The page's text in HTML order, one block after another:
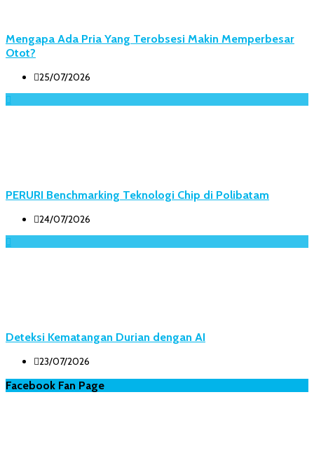
Mengapa Ada Pria Yang Terobsesi Makin Memperbesar
Otot?
25/07/2026
PERURI Benchmarking Teknologi Chip di Polibatam
24/07/2026
Deteksi Kematangan Durian dengan AI
23/07/2026
Facebook Fan Page